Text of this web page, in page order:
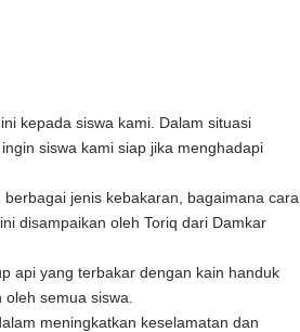
kepada siswa kami. Dalam situasi
siswa kami siap jika menghadapi
jenis kebakaran, bagaimana cara
disampaikan oleh Toriq dari Damkar
api yang terbakar dengan kain handuk
semua siswa.
meningkatkan keselamatan dan